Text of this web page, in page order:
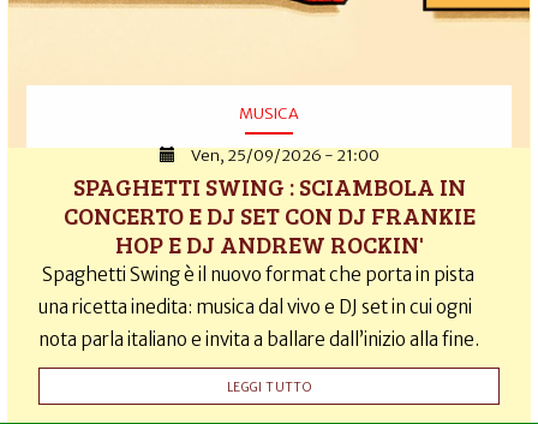
MUSICA
Ven, 25/09/2026 - 21:00
SPAGHETTI SWING : SCIAMBOLA IN
CONCERTO E DJ SET CON DJ FRANKIE
HOP E DJ ANDREW ROCKIN'
Spaghetti Swing è il nuovo format che porta in pista
una ricetta inedita: musica dal vivo e DJ set in cui ogni
nota parla italiano e invita a ballare dall’inizio alla fine.
LEGGI TUTTO